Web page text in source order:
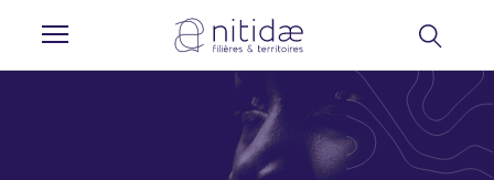
Panneau de gestion des cookies